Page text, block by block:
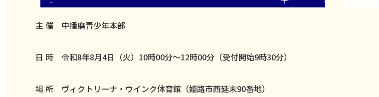
主 催 中播磨青少年本部
日 時 令和8年8月4日（火）10時00分～12時00分（受付開始9時30分）
場 所 ヴィクトリーナ・ウインク体育館（姫路市西延末90番地）